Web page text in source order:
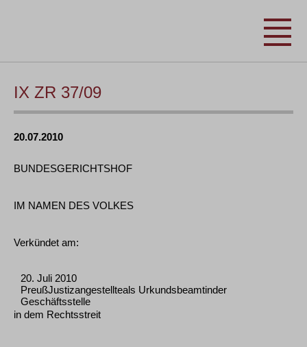
IX ZR 37/09
20.07.2010
BUNDESGERICHTSHOF
IM NAMEN DES VOLKES
Verkündet am:
20. Juli 2010
PreußJustizangestellteals Urkundsbeamtinder
Geschäftsstelle
in dem Rechtsstreit